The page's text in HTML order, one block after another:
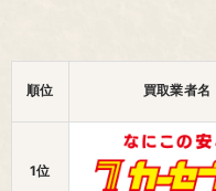
順位 買取業者名
1位